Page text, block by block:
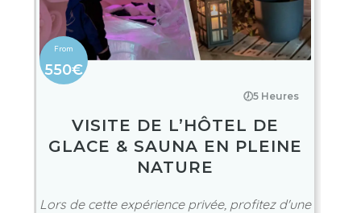
550€
🕖5 Heures
VISITE DE L’HÔTEL DE
GLACE & SAUNA EN PLEINE
NATURE
Lors de cette expérience privée, profitez d'une